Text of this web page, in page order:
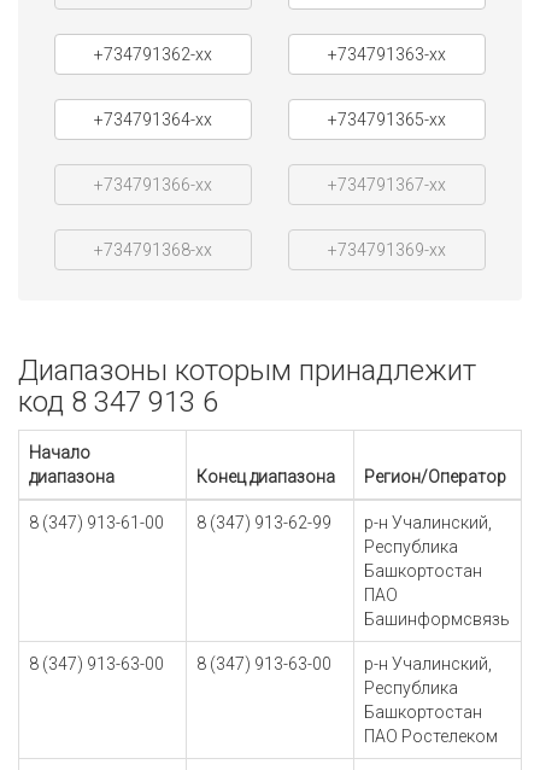
+734791362-xx +734791363-xx
+734791364-xx +734791365-xx
+734791366-xx +734791367-xx
+734791368-xx +734791369-xx
Диапазоны которым принадлежит
код 8 347 913 6
Начало
диапазона
Конец диапазона Регион/Оператор
8 (347) 913-61-00 8 (347) 913-62-99
р-н Учалинский,
Республика
Башкортостан
ПАО
Башинформсвязь
8 (347) 913-63-00 8 (347) 913-63-00
р-н Учалинский,
Республика
Башкортостан
ПАО Ростелеком